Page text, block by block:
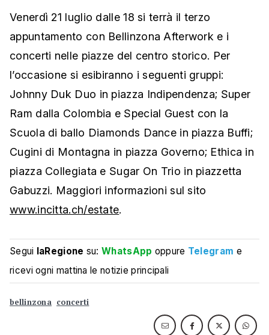
Venerdì 21 luglio dalle 18 si terrà il terzo
appuntamento con Bellinzona Afterwork e i
concerti nelle piazze del centro storico. Per
l’occasione si esibiranno i seguenti gruppi:
Johnny Duk Duo in piazza Indipendenza; Super
Ram dalla Colombia e Special Guest con la
Scuola di ballo Diamonds Dance in piazza Buffi;
Cugini di Montagna in piazza Governo; Ethica in
piazza Collegiata e Sugar On Trio in piazzetta
Gabuzzi. Maggiori informazioni sul sito
www.incitta.ch/estate.
Segui laRegione su:WhatsApp oppure Telegram e
ricevi ogni mattina le notizie principali
bellinzona concerti